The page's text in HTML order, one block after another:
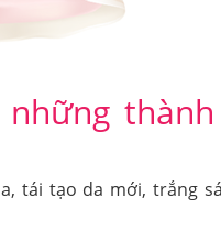
tái tạo da mới, trắng